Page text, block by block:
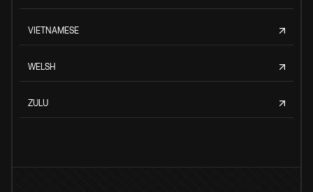
VIETNAMESE
WELSH
ZULU